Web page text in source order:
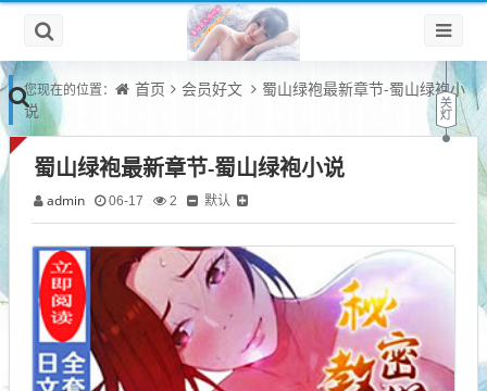
您现在的位置： 首页 会员好文
蜀山绿袍最新章节-蜀山绿袍小
说
蜀山绿袍最新章节-蜀山绿袍小说
admin 06-17 2 默认